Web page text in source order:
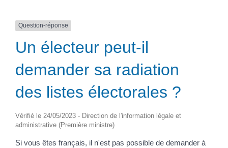
Question-réponse
Un électeur peut-il
demander sa radiation
des listes électorales ?
Vérifié le 24/05/2023 - Direction de l'information légale et
administrative (Première ministre)
Si vous êtes français, il n'est pas possible de demander à